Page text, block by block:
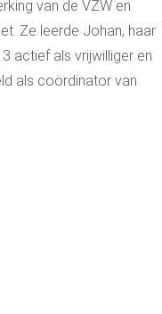
van de VZW en
Ze leerde Johan, haar
actief als vrijwilliger en
als coördinator van